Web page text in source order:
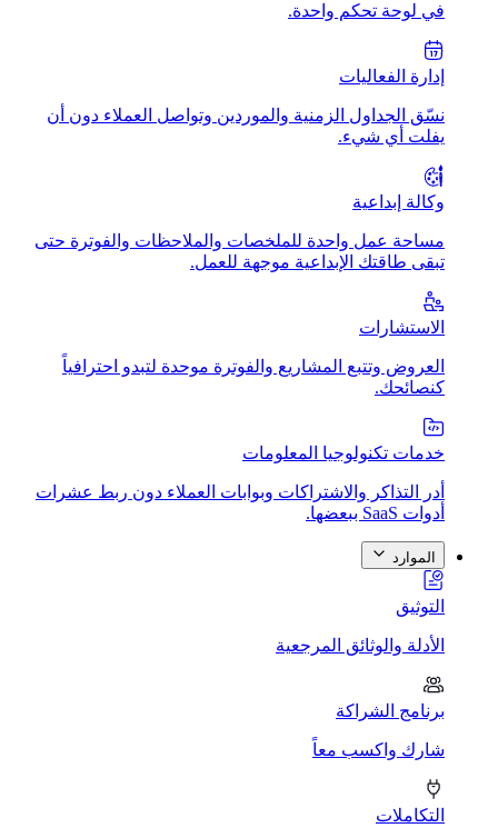
في لوحة تحكم واحدة.
إدارة الفعاليات
نسّق الجداول الزمنية والموردين وتواصل العملاء دون أن
يفلت أي شيء.
وكالة إبداعية
مساحة عمل واحدة للملخصات والملاحظات والفوترة حتى
تبقى طاقتك الإبداعية موجهة للعمل.
الاستشارات
العروض وتتبع المشاريع والفوترة موحدة لتبدو احترافياً
كنصائحك.
خدمات تكنولوجيا المعلومات
أدر التذاكر والاشتراكات وبوابات العملاء دون ربط عشرات
أدوات SaaS ببعضها.
الموارد
التوثيق
الأدلة والوثائق المرجعية
برنامج الشراكة
شارك واكسب معاً
التكاملات